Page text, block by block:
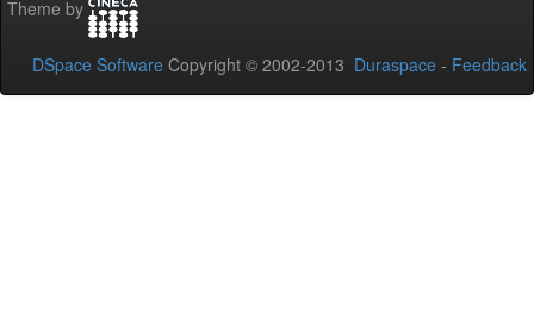
Theme by
DSpace Software Copyright © 2002-2013 Duraspace - Feedback